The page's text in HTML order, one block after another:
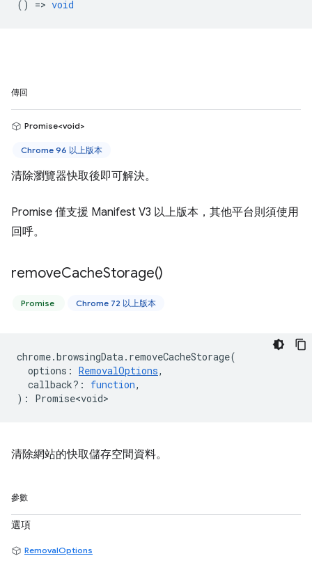
() => void
傳回
Promise<void>
Chrome 96 以上版本
清除瀏覽器快取後即可解決。
Promise 僅支援 Manifest V3 以上版本，其他平台則須使用
回呼。
removeCacheStorage()
Promise Chrome 72 以上版本
chrome.browsingData. removeCacheStorage(
options : RemovalOptions,
callback? : function,
) : Promise<void>
清除網站的快取儲存空間資料。
參數
選項
RemovalOptions